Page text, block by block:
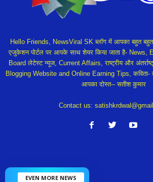
Hello Friends, NewsViral SK ब्लॉग में आपका बहुत
एजुकेशन पोर्टल पर आपके साथ शेयर किया जाता है-
Board लेटेस्ट न्यूज, Current Affairs, राष्ट्रीय और
Blogging Website and Online Earning Tips, कविता-
आपका दोस्त-- सतीश कुमार
Contact us:
EVEN MORE NEWS